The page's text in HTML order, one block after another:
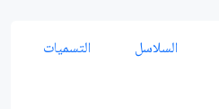
السلاسل التسميات